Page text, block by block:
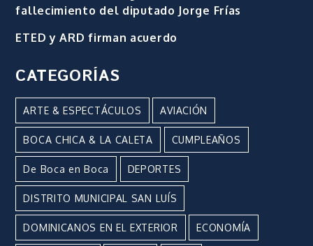
fallecimiento del diputado Jorge Frías
ETED y ARD firman acuerdo
CATEGORÍAS
ARTE & ESPECTÁCULOS AVIACIÓN
BOCA CHICA & LA CALETA CUMPLEAÑOS
De Boca en Boca DEPORTES
DISTRITO MUNICIPAL SAN LUÍS
DOMINICANOS EN EL EXTERIOR ECONOMÍA